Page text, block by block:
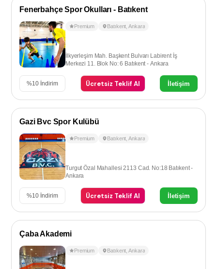
Fenerbahçe Spor Okulları - Batıkent
Premium Batıkent ,Ankara
İlkyerleşim Mah. Başkent Bulvarı Labirent İş
Merkezi 11. Blok No: 6 Batıkent - Ankara
%10 İndirim Ücretsiz Teklif Al İletişim
Gazi Bvc Spor Kulübü
Premium Batıkent ,Ankara
Turgut Özal Mahallesi 2113 Cad. No:18 Batıkent -
Ankara
%10 İndirim Ücretsiz Teklif Al İletişim
Çaba Akademi
Premium Batıkent ,Ankara